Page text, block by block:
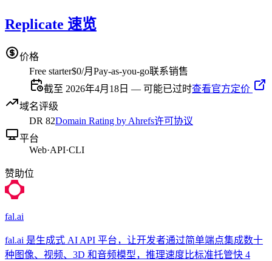
Replicate 速览
价格
Free starter$0/月 Pay-as-you-go联系销售
截至 2026年4月18日 — 可能已过时查看官方定价
域名评级
DR 82Domain Rating by Ahrefs许可协议
平台
Web·API·CLI
赞助位
fal.ai
fal.ai 是生成式 AI API 平台，让开发者通过简单端点集成数十
种图像、视频、3D 和音频模型，推理速度比标准托管快 4